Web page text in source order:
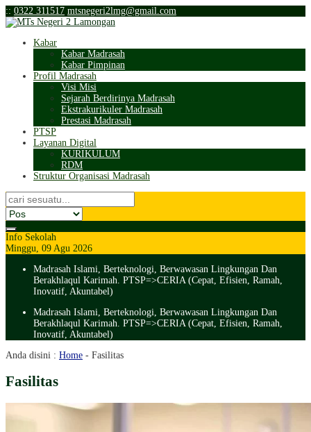
:: 0322 311517 mtsnegeri2lmg@gmail.com
Kabar
Kabar Madrasah
Kabar Pimpinan
Profil Madrasah
Visi Misi
Sejarah Berdirinya Madrasah
Ekstrakurikuler Madrasah
Prestasi Madrasah
PTSP
Layanan Digital
KURIKULUM
RDM
Struktur Organisasi Madrasah
Info Sekolah
Minggu, 09 Agu 2026
Madrasah Islami, Berteknologi, Berwawasan Lingkungan Dan
Berakhlaqul Karimah. PTSP=>CERIA (Cepat, Efisien, Ramah,
Inovatif, Akuntabel)
Madrasah Islami, Berteknologi, Berwawasan Lingkungan Dan
Berakhlaqul Karimah. PTSP=>CERIA (Cepat, Efisien, Ramah,
Inovatif, Akuntabel)
Anda disini : Home - Fasilitas
Fasilitas